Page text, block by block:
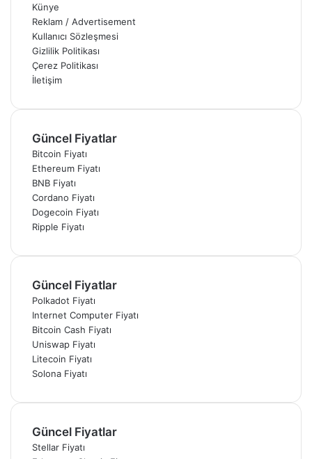
Künye
Reklam / Advertisement
Kullanıcı Sözleşmesi
Gizlilik Politikası
Çerez Politikası
İletişim
Güncel Fiyatlar
Bitcoin Fiyatı
Ethereum Fiyatı
BNB Fiyatı
Cordano Fiyatı
Dogecoin Fiyatı
Ripple Fiyatı
Güncel Fiyatlar
Polkadot Fiyatı
Internet Computer Fiyatı
Bitcoin Cash Fiyatı
Uniswap Fiyatı
Litecoin Fiyatı
Solona Fiyatı
Güncel Fiyatlar
Stellar Fiyatı